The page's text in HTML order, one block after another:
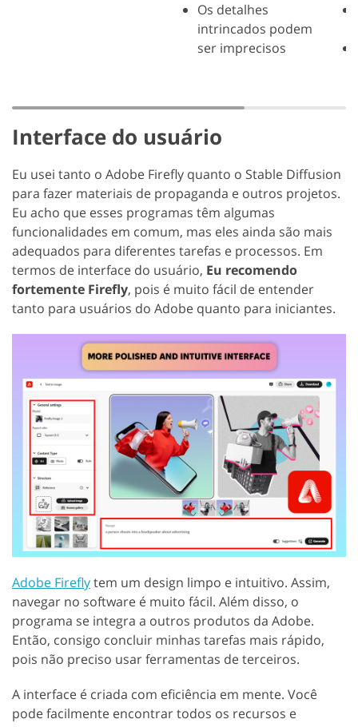
Os detalhes
intrincados podem
ser imprecisos
Interface do usuário
Eu usei tanto o Adobe Firefly quanto o Stable Diffusion
para fazer materiais de propaganda e outros projetos.
Eu acho que esses programas têm algumas
funcionalidades em comum, mas eles ainda são mais
adequados para diferentes tarefas e processos. Em
termos de interface do usuário, Eu recomendo
fortemente Firefly, pois é muito fácil de entender
tanto para usuários do Adobe quanto para iniciantes.
Adobe Fireflytem um design limpo e intuitivo. Assim,
navegar no software é muito fácil. Além disso, o
programa se integra a outros produtos da Adobe.
Então, consigo concluir minhas tarefas mais rápido,
pois não preciso usar ferramentas de terceiros.
A interface é criada com eficiência em mente. Você
pode facilmente encontrar todos os recursos e